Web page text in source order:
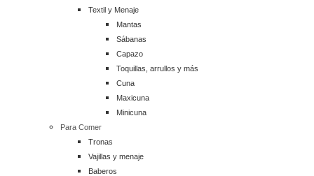
Textil y Menaje
Mantas
Sábanas
Capazo
Toquillas, arrullos y más
Cuna
Maxicuna
Minicuna
Para Comer
Tronas
Vajillas y menaje
Baberos